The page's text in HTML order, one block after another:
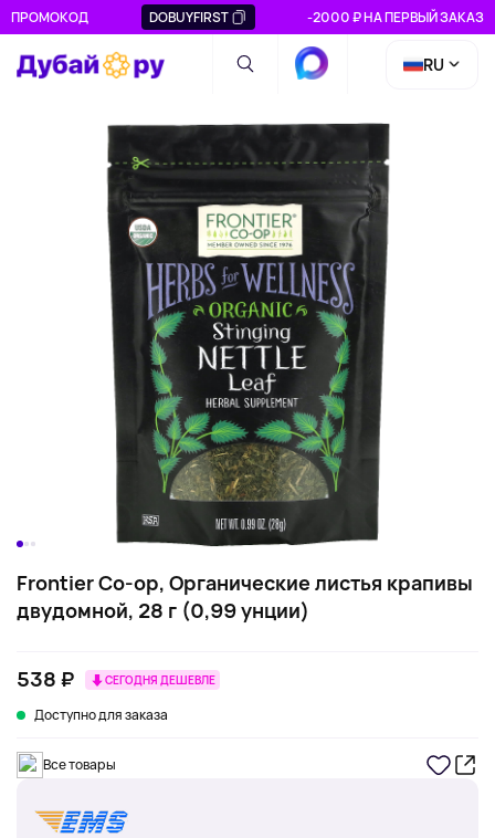
ПРОМОКОД DOBUYFIRST -2000 ₽ НА ПЕРВЫЙ ЗАКАЗ
RU
Frontier Co-op, Органические листья крапивы
двудомной, 28 г (0,99 унции)
538 ₽ СЕГОДНЯ ДЕШЕВЛЕ
Доступно для заказа
Все товары